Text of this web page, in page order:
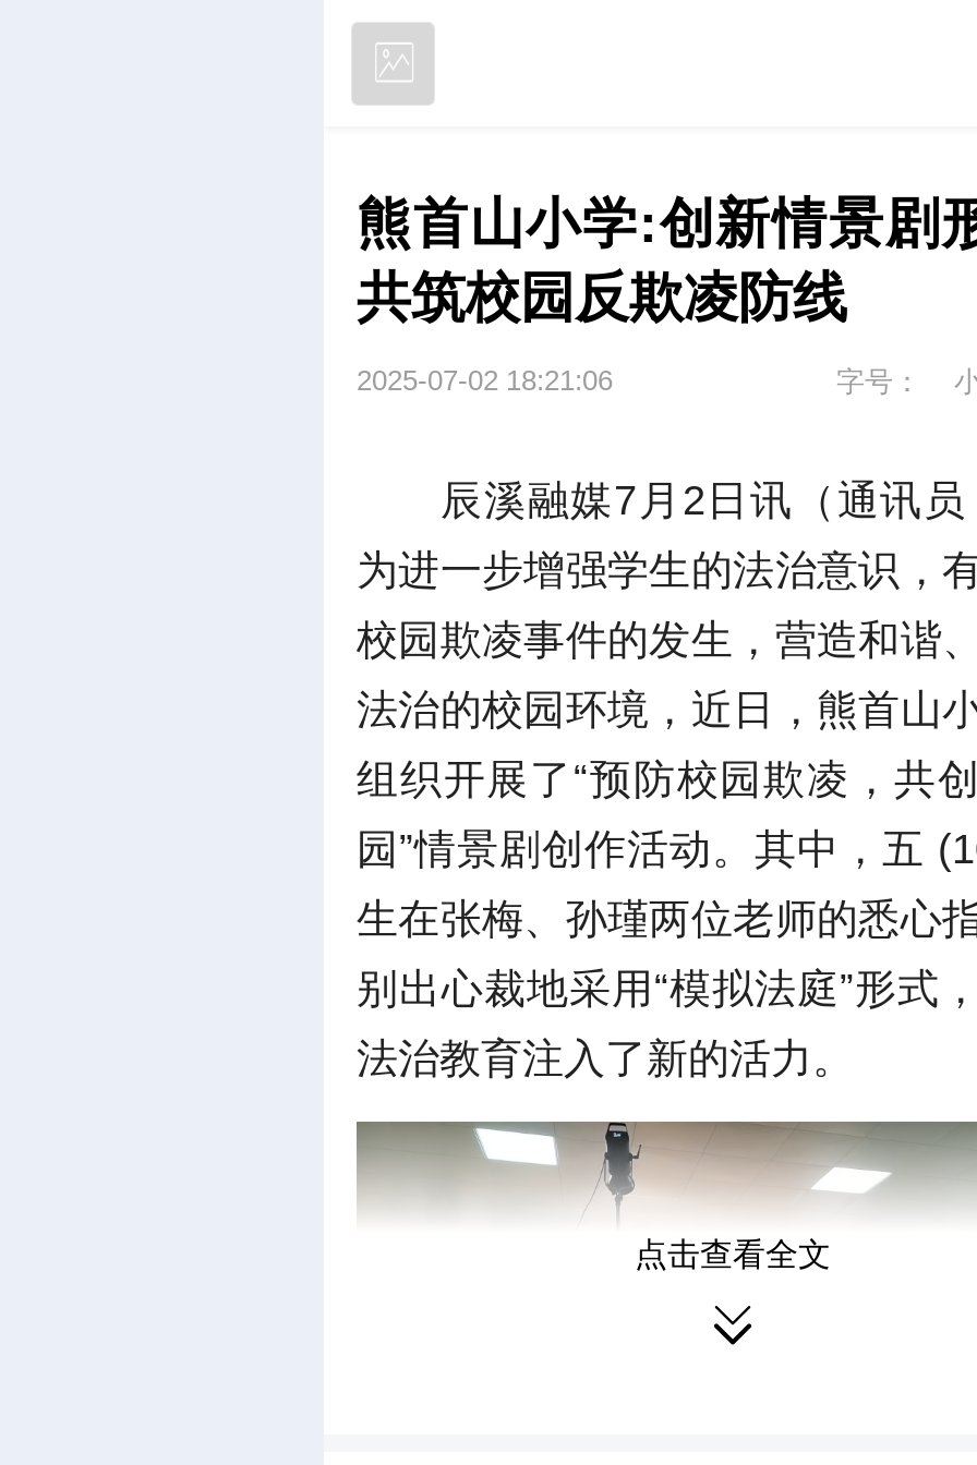
熊首山小学:创新情景剧
共筑校园反欺凌防线
2025-07-02 18:21:06 字号：
辰溪融媒7月2日讯（通讯
为进一步增强学生的法治意识，
校园欺凌事件的发生，营造和谐
法治的校园环境，近日，熊首山
组织开展了“预防校园欺凌，共
园”情景剧创作活动。其中，五
生在张梅、孙瑾两位老师的悉心
别出心裁地采用“模拟法庭”形式
法治教育注入了新的活力。
点击查看全文
